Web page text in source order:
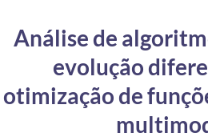
Controladoria-Geral da União
Ministério da Mulher, da Família e dos Direitos
Análise de
evolução
otimização de